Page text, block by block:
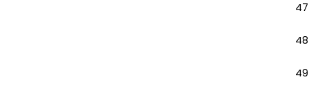
47
48
49